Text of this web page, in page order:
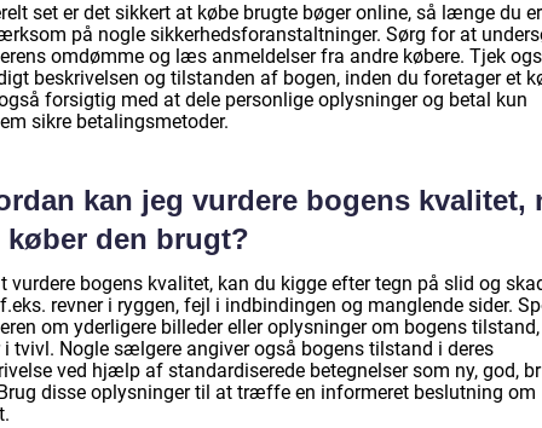
set er det sikkert at købe brugte bøger online, så længe du er
på nogle sikkerhedsforanstaltninger. Sørg for at
omdømme og læs anmeldelser fra andre købere. Tjek
beskrivelsen og tilstanden af bogen, inden du foretager et
forsigtig med at dele personlige oplysninger og betal kun
sikre betalingsmetoder.
kan jeg vurdere bogens kvalitet,
køber den brugt?
vurdere bogens kvalitet, kan du kigge efter tegn på slid og
revner i ryggen, fejl i indbindingen og manglende sider.
om yderligere billeder eller oplysninger om bogens
i tvivl. Nogle sælgere angiver også bogens tilstand i deres
ved hjælp af standardiserede betegnelser som ny, god,
disse oplysninger til at træffe en informeret beslutning om